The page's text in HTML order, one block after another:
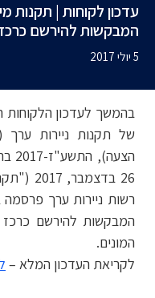
עדכון לקוחות | תקנות
המבקשות להירשם
5 יולי 2017
בהמשך לעדכון הלקוחות
של תקנות ניירות ערך
26
המבקשות להירשם
המונים.
לקריאת העדכון המלא –